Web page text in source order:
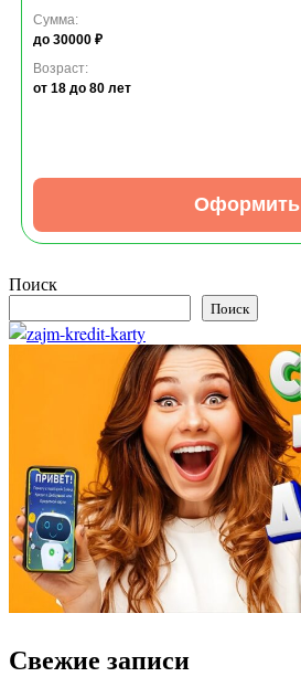
Сумма:
до 30000 ₽
Возраст:
от 18 до 80 лет
Оформить
Поиск
Поиск
Свежие записи